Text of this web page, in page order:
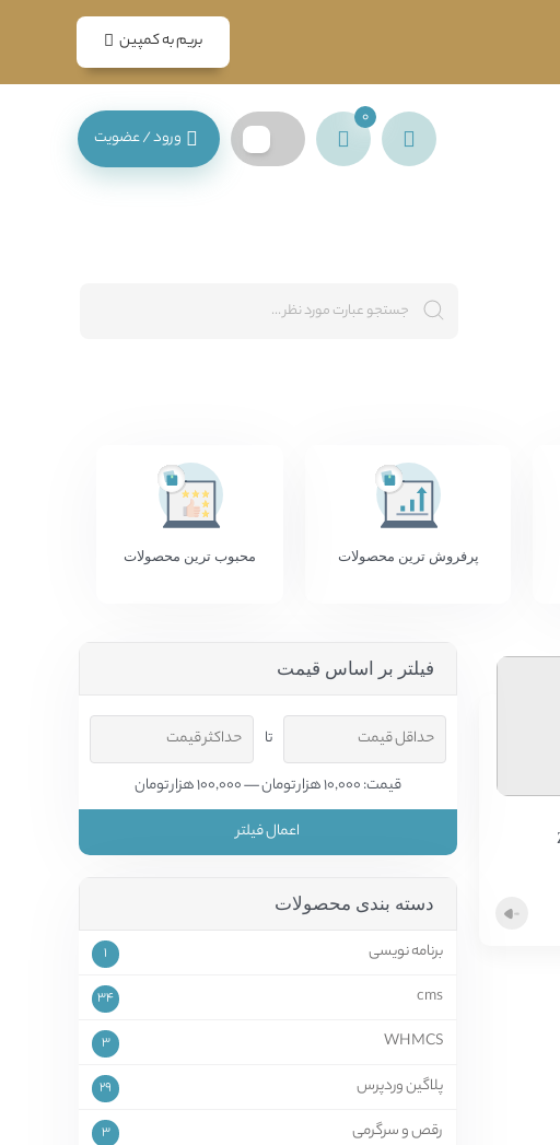
بریم به کمپین
0
ورود / عضویت
پرفروش ترین محصولات محبوب ترین محصولات
فیلتر بر اساس قیمت
تا
قیمت: 10,000 هزار تومان — 100,000 هزار تومان
اعمال فیلتر
دسته بندی محصولات
برنامه نویسی 1
cms
34
WHMCS
3
پلاگین وردپرس 29
رقص و سرگرمی 3